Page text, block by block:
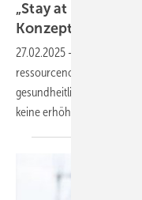
„Stay at Work“ –
Konzept füllt eine
27.02.2025 -
ressourcenorientierte
gesundheitlicher
keine erhöhten Fehlzeiten